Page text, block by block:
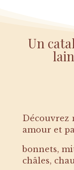
Un
Découvrez
amour et
bonnets,
châles,